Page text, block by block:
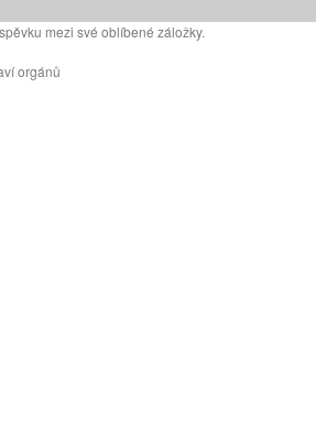
mezi své oblíbené záložky.
orgánů